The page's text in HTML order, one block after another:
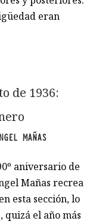
eran
de 1936:
MAÑAS
aniversario de
Mañas recrea
esta sección, lo
quizá el año más